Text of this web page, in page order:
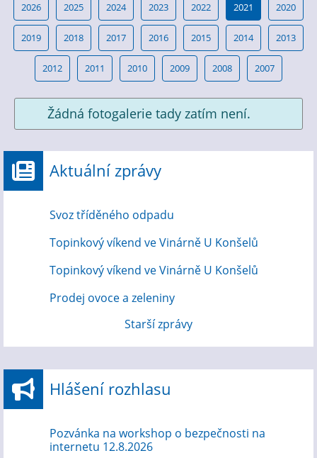
2026 2025 2024 2023 2022 2021 2020
2019 2018 2017 2016 2015 2014 2013
2012 2011 2010 2009 2008 2007
Žádná fotogalerie tady zatím není.
Aktuální zprávy
Svoz tříděného odpadu
Topinkový víkend ve Vinárně U Konšelů
Topinkový víkend ve Vinárně U Konšelů
Prodej ovoce a zeleniny
Starší zprávy
Hlášení rozhlasu
Pozvánka na workshop o bezpečnosti na
internetu 12.8.2026